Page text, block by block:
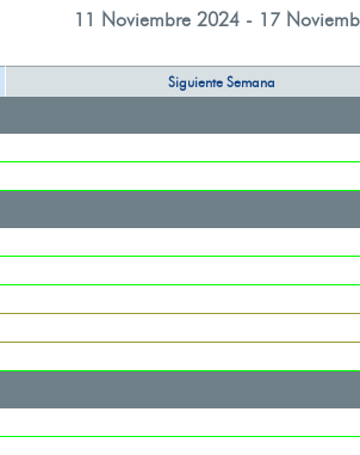
11 Noviembre 2024 - 17
Siguiente Semana